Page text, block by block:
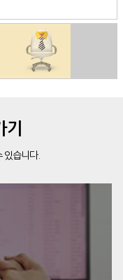
있습니다.